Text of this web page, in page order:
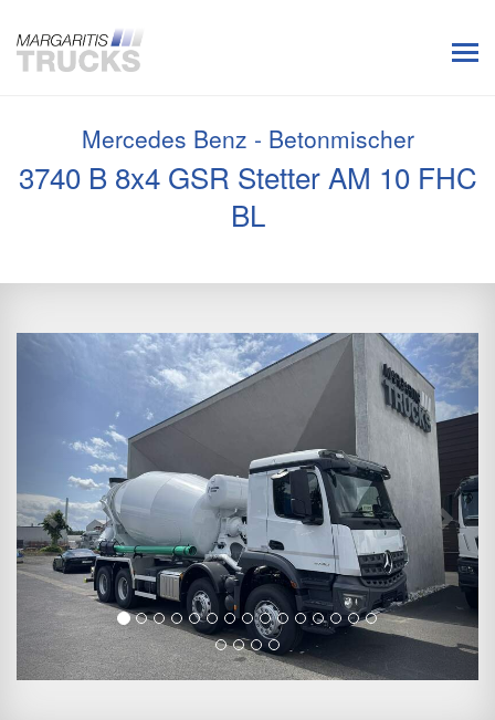
Mercedes Benz - Betonmischer
3740 B 8x4 GSR Stetter AM 10 FHC
BL
Previous Next